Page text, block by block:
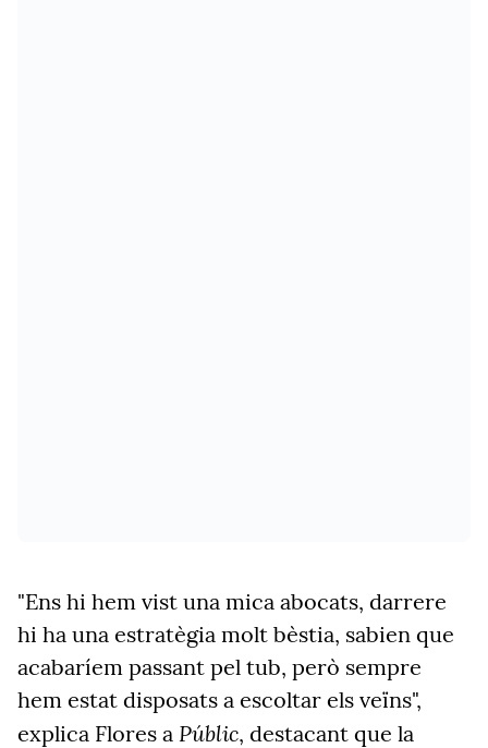
"Ens hi hem vist una mica abocats, darrere
hi ha una estratègia molt bèstia, sabien que
acabaríem passant pel tub, però sempre
hem estat disposats a escoltar els veïns",
explica Flores a Públic, destacant que la